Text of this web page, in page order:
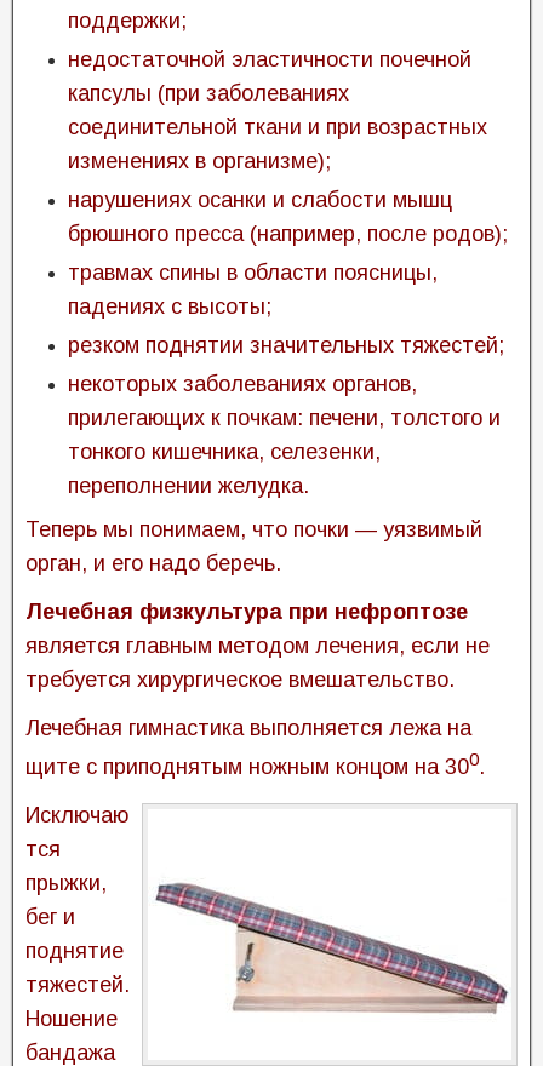
поддержки;
недостаточной эластичности почечной
капсулы (при заболеваниях
соединительной ткани и при возрастных
изменениях в организме);
нарушениях осанки и слабости мышц
брюшного пресса (например, после родов);
травмах спины в области поясницы,
падениях с высоты;
резком поднятии значительных тяжестей;
некоторых заболеваниях органов,
прилегающих к почкам: печени, толстого и
тонкого кишечника, селезенки,
переполнении желудка.
Теперь мы понимаем, что почки — уязвимый
орган, и его надо беречь.
Лечебная физкультура при нефроптозе
является главным методом лечения, если не
требуется хирургическое вмешательство.
Лечебная гимнастика выполняется лежа на
щите с приподнятым ножным концом на 300.
Исключаю
тся
прыжки,
бег и
поднятие
тяжестей.
Ношение
бандажа